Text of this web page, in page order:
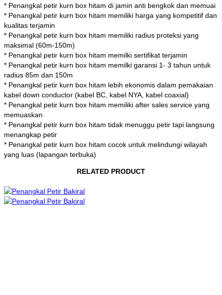
* Penangkal petir kurn box hitam di jamin anti bengkok dan memuai
* Penangkal petir kurn box hitam memiliki harga yang kompetitif dan
kualitas terjamin
* Penangkal petir kurn box hitam memiliki radius proteksi yang
maksimal (60m-150m)
* Penangkal petir kurn box hitam memilki sertifikat terjamin
* Penangkal petir kurn box hitam memilki garansi 1- 3 tahun untuk
radius 85m dan 150m
* Penangkal petir kurn box hitam lebih ekonomis dalam pemakaian
kabel down conductor (kabel BC, kabel NYA, kabel coaxial)
* Penangkal petir kurn box hitam memiliki after sales service yang
memuaskan
* Penangkal petir kurn box hitam tidak menuggu petir tapi langsung
menangkap petir
* Penangkal petir kurn box hitam cocok untuk melindungi wilayah
yang luas (lapangan terbuka)
RELATED PRODUCT